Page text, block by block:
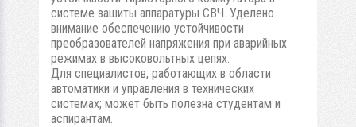
системе зашиты аппаратуры СВЧ. Уделено
внимание обеспечению устойчивости
преобразователей напряжения при аварийных
режимах в высоковольтных цепях.
Для специалистов, работающих в области
автоматики и управления в технических
системах; может быть полезна студентам и
аспирантам.